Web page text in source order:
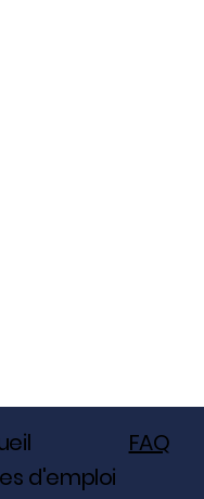
d'emploi
FAQ